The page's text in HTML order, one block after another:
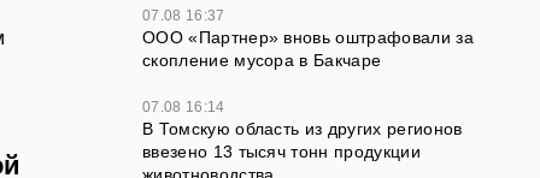
07.08 16:37
ООО «Партнер» вновь оштрафовали за
скопление мусора в Бакчаре
07.08 16:14
В Томскую область из других регионов
ввезено 13 тысяч тонн продукции
животноводства